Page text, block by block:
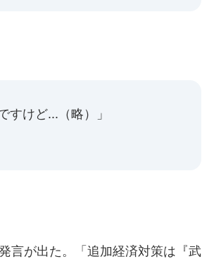
すけど...（略）」
言が出た。「追加経済対策は『武